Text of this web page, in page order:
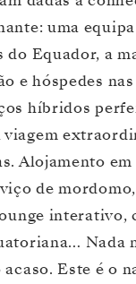
uma
do Equador, a
e hóspedes
híbridos
Alojamento
de
interativo,
Nada
Este é o